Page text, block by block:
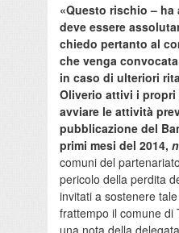
«Questo rischio –
deve essere
chiedo pertanto al
che venga
in caso di ulteriori
Oliverio attivi i
avviare le attività
pubblicazione del
primi mesi del 2014,
comuni del
pericolo della perdita
invitati a sostenere
frattempo il comune di
una nota della